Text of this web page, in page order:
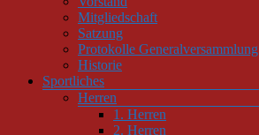
Mitgliedschaft
Satzung
Protokolle Generalversammlung
Historie
Sportliches
Herren
1. Herren
2. Herren